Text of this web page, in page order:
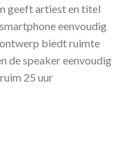
geeft artiest en titel
eenvoudig
biedt ruimte
de speaker eenvoudig
25 uur